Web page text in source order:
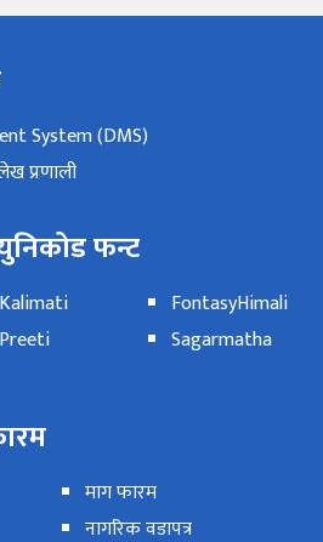
System (DMS)
प्रणाली
फन्ट
Kalimati
Preeti
FontasyHimali
Sagarmatha
माग फारम
नागरिक वडापत्र